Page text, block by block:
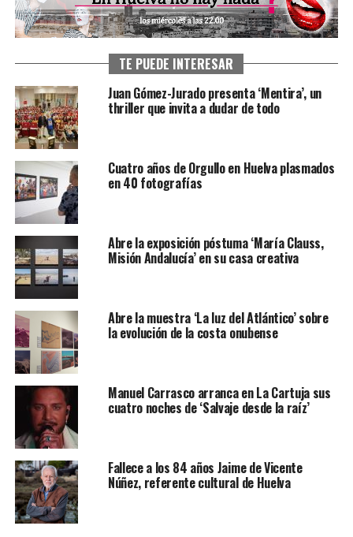
TE PUEDE INTERESAR
Juan Gómez-Jurado presenta ‘Mentira’, un
thriller que invita a dudar de todo
Cuatro años de Orgullo en Huelva plasmados
en 40 fotografías
Abre la exposición póstuma ‘María Clauss,
Misión Andalucía’ en su casa creativa
Abre la muestra ‘La luz del Atlántico’ sobre
la evolución de la costa onubense
Manuel Carrasco arranca en La Cartuja sus
cuatro noches de ‘Salvaje desde la raíz’
Fallece a los 84 años Jaime de Vicente
Núñez, referente cultural de Huelva